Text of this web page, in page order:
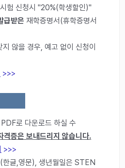
험 신청시 "20%(학생할인)"
급받은 재학증명서(휴학증명서
않을 경우, 예고 없이 신청이
>>>
로 다운로드 하실 수
격증은 보내드리지 않습니다.
>>>
한글,영문), 생년월일은 STEN